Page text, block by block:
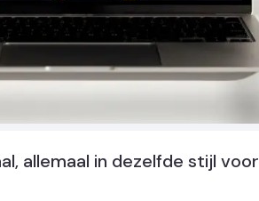
allemaal in dezelfde stijl voor